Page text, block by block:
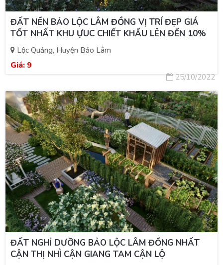
ĐẤT NỀN BẢO LỘC LÂM ĐỒNG VỊ TRÍ ĐẸP GIÁ
TỐT NHẤT KHU ỰUC CHIẾT KHẤU LÊN ĐẾN 10%
Lộc Quảng, Huyện Bảo Lâm
Giá: 9
25/10/2022
ĐẤT NGHỈ DƯỠNG BẢO LỘC LÂM ĐỒNG NHẤT
CẬN THỊ NHÌ CẬN GIANG TAM CẬN LỘ